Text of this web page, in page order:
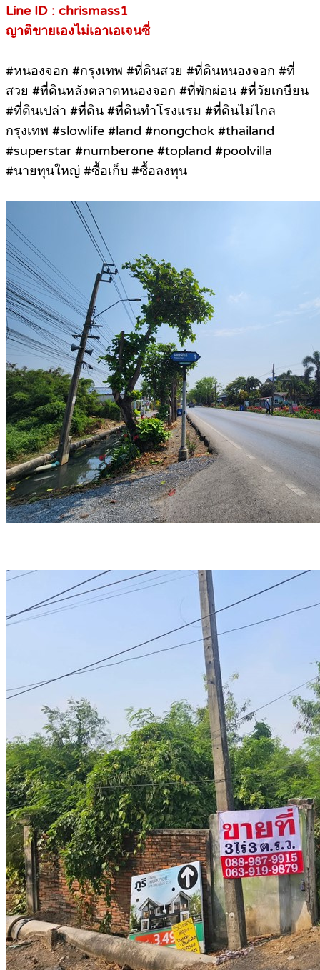
Line ID : chrismass1
ญาติขายเองไม่เอาเอเจนซี่
#หนองจอก #กรุงเทพ #ที่ดินสวย #ที่ดินหนองจอก #ที่
สวย #ที่ดินหลังตลาดหนองจอก #ที่พักผ่อน #ที่วัยเกษียน
#ที่ดินเปล่า #ที่ดิน #ที่ดินทำโรงแรม #ที่ดินไม่ไกล
กรุงเทพ #slowlife #land #nongchok #thailand
#superstar #numberone #topland #poolvilla
#นายทุนใหญ่ #ซื้อเก็บ #ซื้อลงทุน